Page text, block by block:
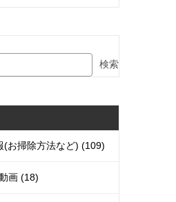
検索
(お掃除方法など) (109)
画 (18)